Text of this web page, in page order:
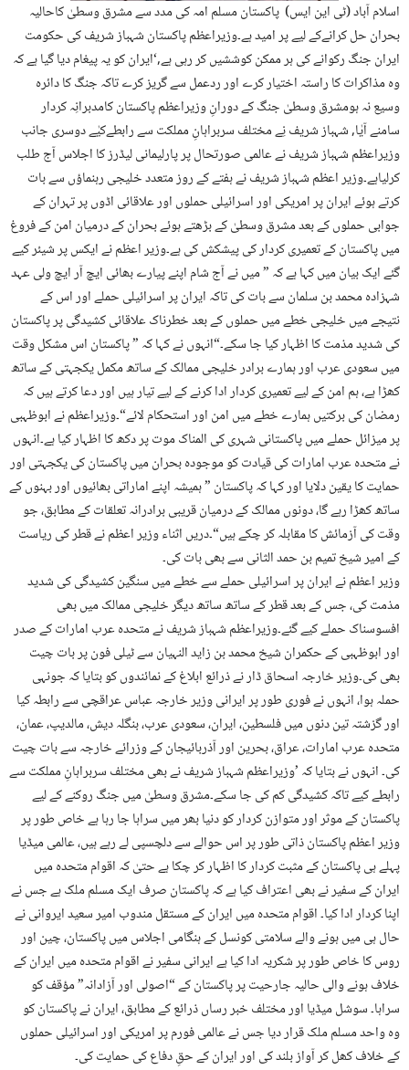
اسلام آباد (ٹی این ایس) پاکستان مسلم امہ کی مدد سے مشرق وسطیٰ کاحالیہ
بحران حل کرانےکے لیے پر امید ہے۔وزیراعظم پاکستان شہباز شریف کی حکومت
ایران جنگ رکوانے کی ہر ممکن کوششیں کر رہی ہے,‘ایران کو یہ پیغام دیا گیا ہے کہ
وہ مذاکرات کا راستہ اختیار کرے اور ردعمل سے گریز کرے تاکہ جنگ کا دائرہ
وسیع نہ ہومشرق وسطیٰ جنگ کے دورانِ وزیراعظم پاکستان کامدبرانِہ کردار
سامنے آیٰا, شہباز شریف نِے مختلف سربراہانِ مملکت سے رابطےکیٰے دوسری جانب
وزیراعظم شہباز شریف نے عالمی صورتحال پر پارلیمانی لیڈرز کا اجلاس آج طلب
کرلیاہے۔وزیر اعظم شہباز شریف نے ہفتے کے روز متعدد خلیجی رہنماؤں سے بات
کرتے ہوئے ایران پر امریکی اور اسرائیلی حملوں اور علاقائی اڈوں پر تہران کے
جوابی حملوں کے بعد مشرق وسطیٰ کے بڑھتے ہوئے بحران کے درمیان امن کے فروغ
میں پاکستان کے تعمیری کردار کی پیشکش کی ہے۔وزیر اعظم نے ایکس پر شیئر کیے
گئے ایک بیان میں کہا ہے کہ ” میں نے آج شام اپنے پیارے بھائی ایچ آر ایچ ولی عہد
شہزادہ محمد بن سلمان سے بات کی تاکہ ایران پر اسرائیلی حملے اور اس کے
نتیجے میں خلیجی خطے میں حملوں کے بعد خطرناک علاقائی کشیدگی پر پاکستان
کی شدید مذمت کا اظہار کیا جا سکے۔“انہوں نے کہا کہ ” پاکستان اس مشکل وقت
میں سعودی عرب اور ہمارے برادر خلیجی ممالک کے ساتھ مکمل یکجہتی کے ساتھ
کھڑا ہے، ہم امن کے لیے تعمیری کردار ادا کرنے کے لیے تیار ہیں اور دعا کرتے ہیں کہ
رمضان کی برکتیں ہمارے خطے میں امن اور استحکام لائے“۔وزیراعظم نے ابوظہبی
پر میزائل حملے میں پاکستانی شہری کی المناک موت پر دکھ کا اظہار کیا ہے۔انہوں
نے متحدہ عرب امارات کی قیادت کو موجودہ بحران میں پاکستان کی یکجہتی اور
حمایت کا یقین دلایا اور کہا کہ پاکستان ” ہمیشہ اپنے اماراتی بھائیوں اور بہنوں کے
ساتھ کھڑا رہے گا، دونوں ممالک کے درمیان قریبی برادرانہ تعلقات کے مطابق، جو
وقت کی آزمائش کا مقابلہ کر چکے ہیں“۔دریں اثناء وزیر اعظم نے قطر کی ریاست
کے امیر شیخ تمیم بن حمد الثانی سے بھی بات کی۔
وزیر اعظم نے ایران پر اسرائیلی حملے سے خطے میں سنگین کشیدگی کی شدید
مذمت کی، جس کے بعد قطر کے ساتھ ساتھ دیگر خلیجی ممالک میں بھی
افسوسناک حملے کیے گئے۔وزیراعظم شہباز شریف نے متحدہ عرب امارات کے صدر
اور ابوظہبی کے حکمران شیخ محمد بن زاید النہیان سے ٹیلی فون پر بات چیت
بھی کی۔وزیر خارجہ اسحاق ڈار نے ذرائع ابلاغ کے نمائندوں کو بتایا کہ جونہی
حملہ ہوا، انہوں نے فوری طور پر ایرانی وزیر خارجہ عباس عراقچی سے رابطہ کیا
اور گزشتہ تین دنوں میں فلسطین، ایران، سعودی عرب، بنگلہ دیش، مالدیپ، عمان،
متحدہ عرب امارات، عراق، بحرین اور آذربائیجان کے وزرائے خارجہ سے بات چیت
کی۔ انہوں نے بتایا کہ ’وزیراعظم شہباز شریف نے بھی مختلف سربراہانِ مملکت سے
رابطے کیے تاکہ کشیدگی کم کی جا سکے۔مشرق وسطیٰ میں جنگ روکنے کے لیے
پاکستان کے موثر اور متوازن کردار کو دنیا بھر میں سراہا جا رہا ہے خاص طور پر
وزیر اعظم پاکستان ذاتی طور پر اس حوالے سے دلچسپی لے رہے ہیں، عالمی میڈیا
پہلے ہی پاکستان کے مثبت کردار کا اظہار کر چکا ہے حتیٰ کہ اقوام متحدہ میں
ایران کے سفیر نے بھی اعتراف کیا ہے کہ پاکستان صرف ایک مسلم ملک ہے جس نے
اپنا کردار ادا کیا۔ اقوام متحدہ میں ایران کے مستقل مندوب امیر سعید ایروانی نے
حال ہی میں ہونے والے سلامتی کونسل کے ہنگامی اجلاس میں پاکستان، چین اور
روس کا خاص طور پر شکریہ ادا کیا ہے ایرانی سفیر نے اقوام متحدہ میں ایران کے
خلاف ہونے والی حالیہ جارحیت پر پاکستان کے “اصولی اور آزادانہ” مؤقف کو
سراہا۔ سوشل میڈیا اور مختلف خبر رساں ذرائع کے مطابق، ایران نے پاکستان کو
وہ واحد مسلم ملک قرار دیا جس نے عالمی فورم پر امریکی اور اسرائیلی حملوں
کے خلاف کھل کر آواز بلند کی اور ایران کے حقِ دفاع کی حمایت کی۔